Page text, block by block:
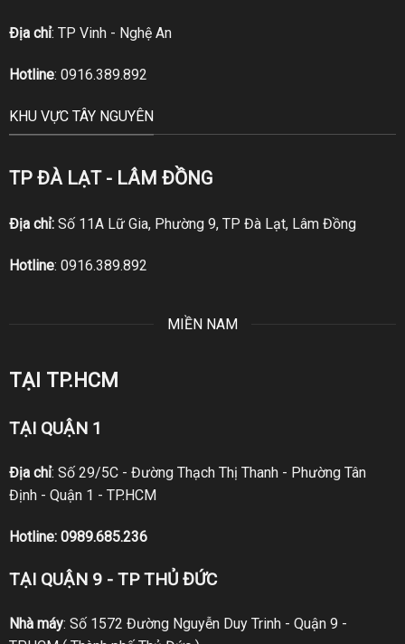
Địa chỉ: TP Vinh - Nghệ An
Hotline: 0916.389.892
KHU VỰC TÂY NGUYÊN
TP ĐÀ LẠT - LÂM ĐỒNG
Địa chỉ:Số 11A Lữ Gia, Phường 9, TP Đà Lạt, Lâm Đồng
Hotline: 0916.389.892
MIỀN NAM
TẠI TP.HCM
TẠI QUẬN 1
Địa chỉ: Số 29/5C - Đường Thạch Thị Thanh - Phường Tân
Định - Quận 1 - TP.HCM
Hotline: 0989.685.236
TẠI QUẬN 9 - TP THỦ ĐỨC
Nhà máy: Số 1572 Đường Nguyễn Duy Trinh - Quận 9 -